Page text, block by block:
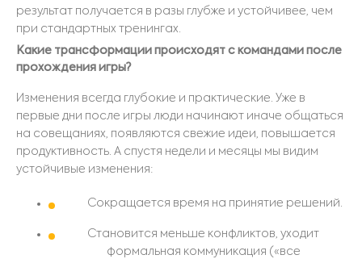
результат получается в разы глубже и устойчивее, чем
при стандартных тренингах.
Какие трансформации происходят с командами после
прохождения игры?
Изменения всегда глубокие и практические. Уже в
первые дни после игры люди начинают иначе общаться
на совещаниях, появляются свежие идеи, повышается
продуктивность. А спустя недели и месяцы мы видим
устойчивые изменения:
Сокращается время на принятие решений.
Становится меньше конфликтов, уходит
формальная коммуникация («все